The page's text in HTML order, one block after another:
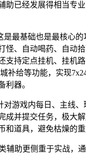
助已经发展得相当专
是最基础也是最核心
怪、自动喝药、自动
支持定点挂机、挂机
补给等功能，实现
利器。
对游戏内每日、主线
成并提交任务，极大
和道具，避免枯燥的重
辅助更侧重于实战，